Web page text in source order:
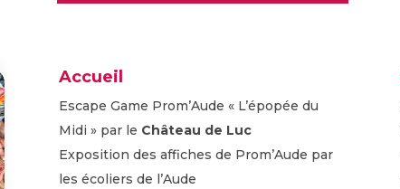
Accueil
Escape Game Prom’Aude « L’épopée du
Midi » par le Château de Luc
Exposition des affiches de Prom’Aude par
les écoliers de l’Aude